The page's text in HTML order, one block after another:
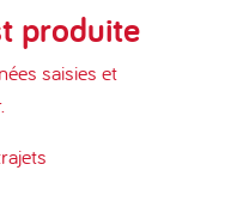
produite
saisies et